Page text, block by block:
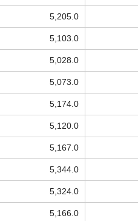
5,205.0
5,103.0
5,028.0
5,073.0
5,174.0
5,120.0
5,167.0
5,344.0
5,324.0
5,166.0